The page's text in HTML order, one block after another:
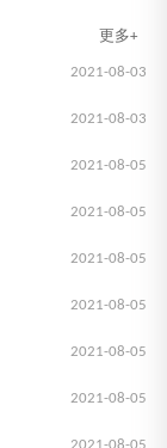
更多+
2021-08-03
2021-08-03
2021-08-05
2021-08-05
2021-08-05
2021-08-05
2021-08-05
2021-08-05